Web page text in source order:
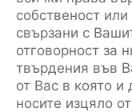
собственост
свързани с
отговорност за
твърдения във
от Вас в която и
носите изцяло